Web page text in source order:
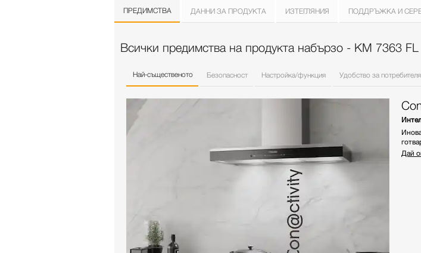
ПРЕДИМСТВА ДАННИ ЗА ПРОДУКТА ИЗТЕГЛЯНИЯ ПОДДРЪЖКА И
Всички предимства на продукта набързо - KM 7363 FL
Най-същественото Безопасност Настройка/функция Удобство за потребителя
Дай